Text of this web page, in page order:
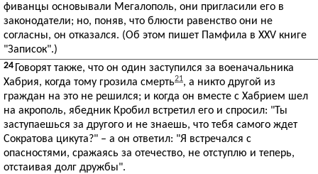
фиванцы основывали Мегалополь, они пригласили его в
законодатели; но, поняв, что блюсти равенство они не
согласны, он отказался. (Об этом пишет Памфила в XXV книге
"Записок".)
24 Говорят также, что он один заступился за военачальника
Хабрия, когда тому грозила смерть21, а никто другой из
граждан на это не решился; и когда он вместе с Хабрием шел
на акрополь, ябедник Кробил встретил его и спросил: "Ты
заступаешься за другого и не знаешь, что тебя самого ждет
Сократова цикута?" – а он ответил: "Я встречался с
опасностями, сражаясь за отечество, не отступлю и теперь,
отстаивая долг дружбы".